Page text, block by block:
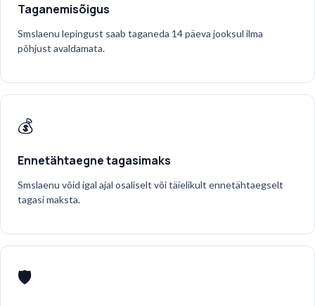
Taganemisõigus
Smslaenu lepingust saab taganeda 14 päeva jooksul ilma
põhjust avaldamata.
💰
Ennetähtaegne tagasimaks
Smslaenu võid igal ajal osaliselt või täielikult ennetähtaegselt
tagasi maksta.
🛡️